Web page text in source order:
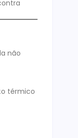
não
térmico